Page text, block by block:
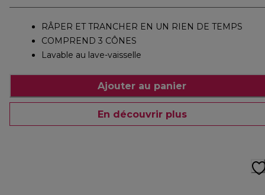
RÂPER ET TRANCHER EN UN RIEN DE TEMPS
COMPREND 3 CÔNES
Lavable au lave-vaisselle
Ajouter au panier
En découvrir plus